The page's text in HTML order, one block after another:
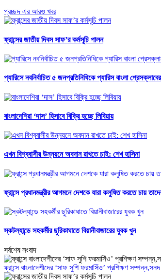
প্রচ্ছদ এর আরও খবর
ফ্রান্সের জাতীয় দিবস সাফ’র কর্মসূচি পালন
প্যারিসে নবনির্বাচিত ৫ জনপ্রতিনিধিকে প্যারিস বাংলা প্রেসক্লাবের
বাংলাদেশিরা ‘দাস’ হিসাবে বিক্রি হচ্ছে লিবিয়ায়
এখন বিশ্ববাসীর উন্নয়নে অবদান রাখতে চাই: শেখ হাসিনা
ফ্রান্সে প্রধানমন্ত্রীর আগমনে দেশকে যারা কলুষিত করতে চায়
স্কটল্যান্ডে সহকর্মীর ছুরিকাঘাতে বিয়ানীবাজারের যুবক খুন
সর্বশেষ সংবাদ
ফ্রান্সে বাংলাদেশীদের ‘সাফ সুশি ফরমাসিঁও’ প্রশিক্ষণ